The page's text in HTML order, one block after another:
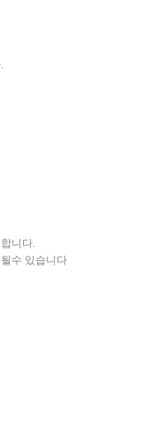
니다.
수 있습니다